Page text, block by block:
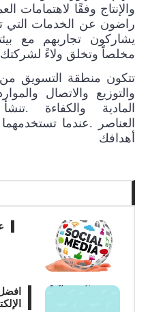
والإنتاج وفقًا لاهتمامات
راضون عن الخدمات التي
يشاركون تجاربهم مع
مخلصاً وتخلق ولاءً لشركتك
تتكون منطقة التسويق
والتوزيع والاتصال
المادية والكفاءة .
العناصر
.عندما
أهدافك